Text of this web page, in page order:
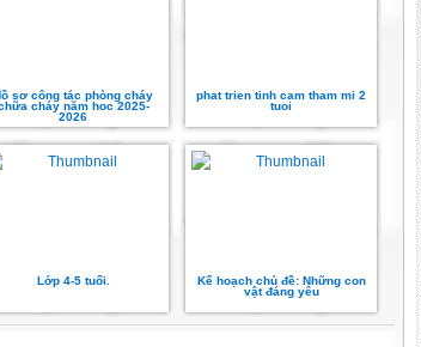
sơ công tác phòng cháy
cháy năm hoc 2025-
2026
phat trien tinh cam tham mi 2
tuoi
Lớp 4-5 tuổi.
Kế hoạch chủ đề: Những con
vật đáng yêu